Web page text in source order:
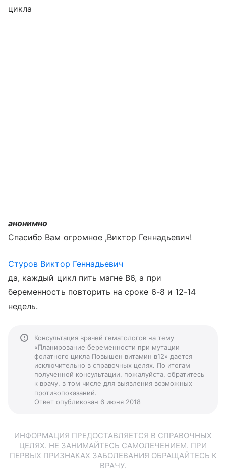
цикла
анонимно
Спасибо Вам огромное ,Виктор Геннадьевич!
Стуров Виктор Геннадьевич
да, каждый цикл пить магне В6, а при
беременность повторить на сроке 6-8 и 12-14
недель.
Консультация врачей гематологов на тему
«Планирование беременности при мутации
фолатного цикла Повышен витамин в12» дается
исключительно в справочных целях. По итогам
полученной консультации, пожалуйста, обратитесь
к врачу, в том числе для выявления возможных
противопоказаний.
Ответ опубликован 6 июня 2018
ИНФОРМАЦИЯ ПРЕДОСТАВЛЯЕТСЯ В СПРАВОЧНЫХ
ЦЕЛЯХ. НЕ ЗАНИМАЙТЕСЬ САМОЛЕЧЕНИЕМ. ПРИ
ПЕРВЫХ ПРИЗНАКАХ ЗАБОЛЕВАНИЯ ОБРАЩАЙТЕСЬ К
ВРАЧУ.